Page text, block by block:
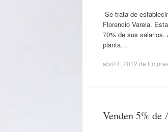
Se trata de
Florencio Varela.
70% de sus salarios.
planta…
abril 4, 2012 de
Venden 5% de